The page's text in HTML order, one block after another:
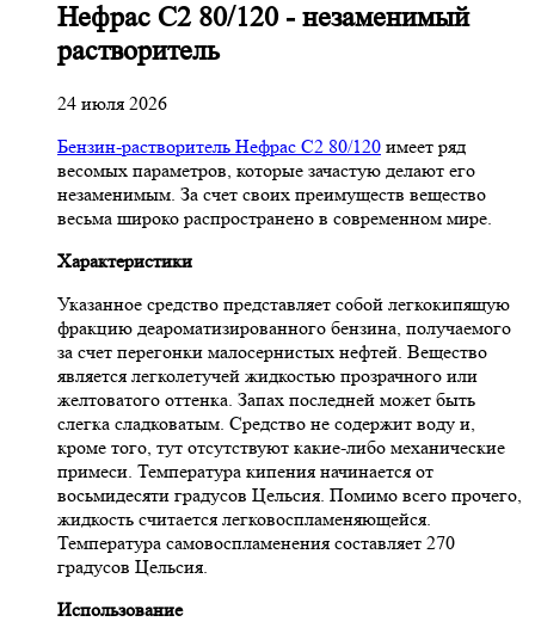
Нефрас С2 80/120 - незаменимый
растворитель
24 июля 2026
Бензин-растворитель Нефрас С2 80/120 имеет ряд
весомых параметров, которые зачастую делают его
незаменимым. За счет своих преимуществ вещество
весьма широко распространено в современном мире.
Характеристики
Указанное средство представляет собой легкокипящую
фракцию деароматизированного бензина, получаемого
за счет перегонки малосернистых нефтей. Вещество
является легколетучей жидкостью прозрачного или
желтоватого оттенка. Запах последней может быть
слегка сладковатым. Средство не содержит воду и,
кроме того, тут отсутствуют какие-либо механические
примеси. Температура кипения начинается от
восьмидесяти градусов Цельсия. Помимо всего прочего,
жидкость считается легковоспламеняющейся.
Температура самовоспламенения составляет 270
градусов Цельсия.
Использование